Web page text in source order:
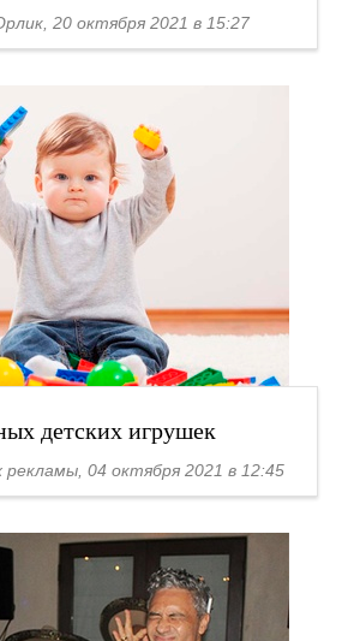
20 октября 2021 в 15:27
детских игрушек
рекламы, 04 октября 2021 в 12:45